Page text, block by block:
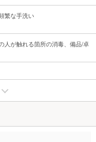
繁な手洗い
人が触れる箇所の消毒、備品/卓